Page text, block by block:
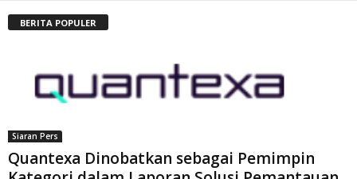
BERITA POPULER
Siaran Pers
Quantexa Dinobatkan sebagai Pemimpin